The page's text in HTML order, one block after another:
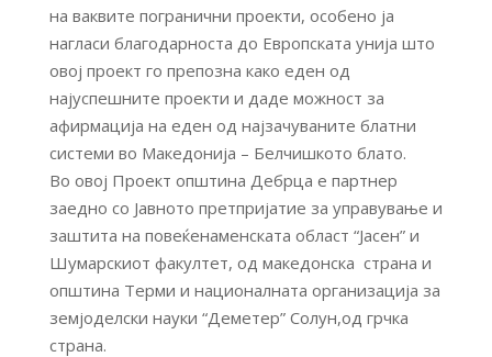
на ваквите погранични проекти, особено ја
нагласи благодарноста до Европската унија што
овој проект го препозна како еден од
најуспешните проекти и даде можност за
афирмација на еден од најзачуваните блатни
системи во Македонија – Белчишкото блато.
Во овој Проект општина Дебрца е партнер
заедно со Јавното претпријатие за управување и
заштита на повеќенаменската област “Јасен” и
Шумарскиот факултет, од македонска страна и
општина Терми и националната организација за
земјоделски науки “Деметер” Солун,од грчка
страна.